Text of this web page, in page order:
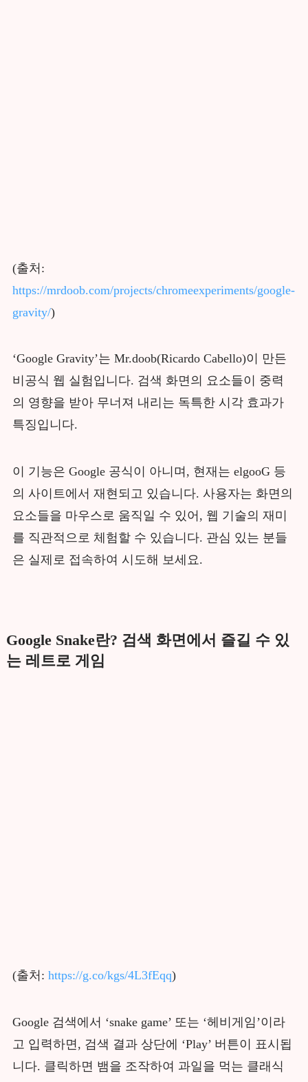
(출처:
https://mrdoob.com/projects/chromeexperiments/google-
gravity/)
‘Google Gravity’는 Mr.doob(Ricardo Cabello)이 만든
비공식 웹 실험입니다. 검색 화면의 요소들이 중력
의 영향을 받아 무너져 내리는 독특한 시각 효과가
특징입니다.
이 기능은 Google 공식이 아니며, 현재는 elgooG 등
의 사이트에서 재현되고 있습니다. 사용자는 화면의
요소들을 마우스로 움직일 수 있어, 웹 기술의 재미
를 직관적으로 체험할 수 있습니다. 관심 있는 분들
은 실제로 접속하여 시도해 보세요.
Google Snake란? 검색 화면에서 즐길 수 있
는 레트로 게임
(출처: https://g.co/kgs/4L3fEqq)
Google 검색에서 ‘snake game’ 또는 ‘헤비게임’이라
고 입력하면, 검색 결과 상단에 ‘Play’ 버튼이 표시됩
니다. 클릭하면 뱀을 조작하여 과일을 먹는 클래식